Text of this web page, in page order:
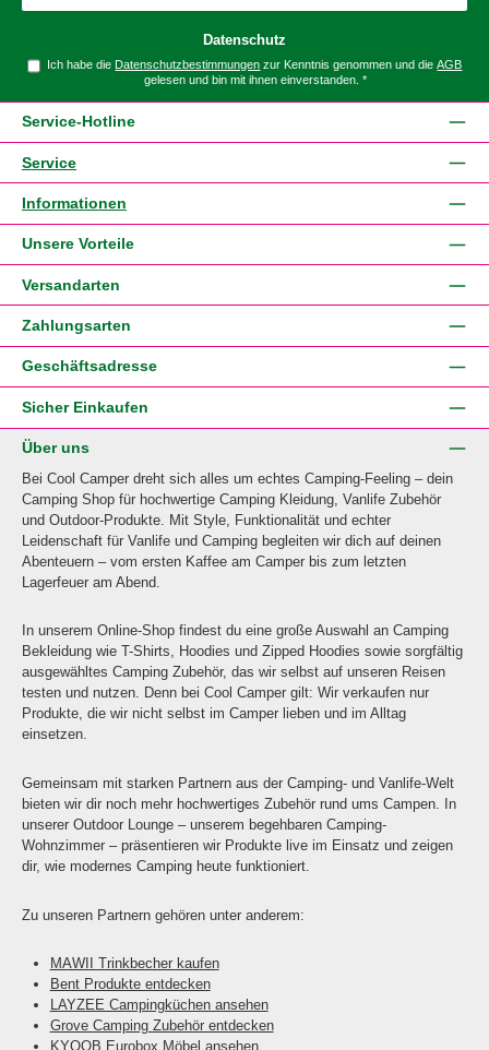
Datenschutz
Ich habe dieDatenschutzbestimmungen zur Kenntnis genommen und dieAGB
gelesen und bin mit ihnen einverstanden. *
Service-Hotline
Service
Informationen
Unsere Vorteile
Versandarten
Zahlungsarten
Geschäftsadresse
Sicher Einkaufen
Über uns
Bei Cool Camper dreht sich alles um echtes Camping-Feeling – dein
Camping Shop für hochwertige Camping Kleidung, Vanlife Zubehör
und Outdoor-Produkte. Mit Style, Funktionalität und echter
Leidenschaft für Vanlife und Camping begleiten wir dich auf deinen
Abenteuern – vom ersten Kaffee am Camper bis zum letzten
Lagerfeuer am Abend.
In unserem Online-Shop findest du eine große Auswahl an Camping
Bekleidung wie T-Shirts, Hoodies und Zipped Hoodies sowie sorgfältig
ausgewähltes Camping Zubehör, das wir selbst auf unseren Reisen
testen und nutzen. Denn bei Cool Camper gilt: Wir verkaufen nur
Produkte, die wir nicht selbst im Camper lieben und im Alltag
einsetzen.
Gemeinsam mit starken Partnern aus der Camping- und Vanlife-Welt
bieten wir dir noch mehr hochwertiges Zubehör rund ums Campen. In
unserer Outdoor Lounge – unserem begehbaren Camping-
Wohnzimmer – präsentieren wir Produkte live im Einsatz und zeigen
dir, wie modernes Camping heute funktioniert.
Zu unseren Partnern gehören unter anderem:
MAWII Trinkbecher kaufen
Bent Produkte entdecken
LAYZEE Campingküchen ansehen
Grove Camping Zubehör entdecken
KYOOB Eurobox Möbel ansehen